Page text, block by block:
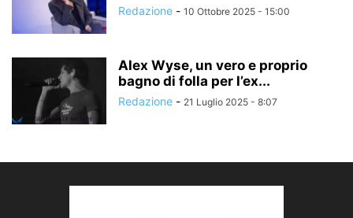
Redazione - 10 Ottobre 2025 - 15:00
Alex Wyse, un vero e proprio
bagno di folla per l’ex...
Redazione - 21 Luglio 2025 - 8:07